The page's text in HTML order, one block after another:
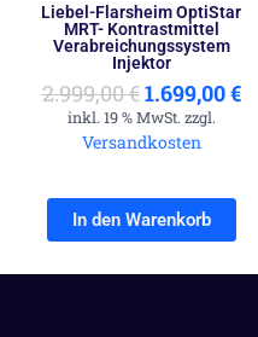
Liebel-Flarsheim OptiStar
MRT- Kontrastmittel
Verabreichungssystem
Injektor
2.999,00€1.699,00€
inkl. 19 % MwSt. zzgl.
Versandkosten
In den Warenkorb